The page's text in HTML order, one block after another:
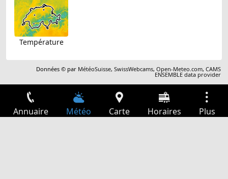
Température
Données © par MétéoSuisse,SwissWebcams,Open-Meteo.com,CAMS
ENSEMBLE data provider
Annuaire Météo Carte Horaires Plus